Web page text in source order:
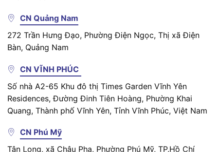
CN Quảng Nam
272 Trần Hưng Đạo, Phường Điện Ngọc, Thị xã Điện
Bàn, Quảng Nam
CN VĨNH PHÚC
Số nhà A2-65 Khu đô thị Times Garden Vĩnh Yên
Residences, Đường Đinh Tiên Hoàng, Phường Khai
Quang, Thành phố Vĩnh Yên, Tỉnh Vĩnh Phúc, Việt Nam
CN Phú Mỹ
Tân Long, xã Châu Pha, Phường Phú Mỹ, TP.Hồ Chí